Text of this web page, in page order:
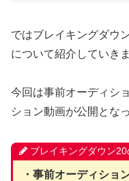
ではブレイキングダウ
について紹介していきま
今回は事前オーディシ
ション動画が公開とな
ブレイキングダウン
・事前オーディショ